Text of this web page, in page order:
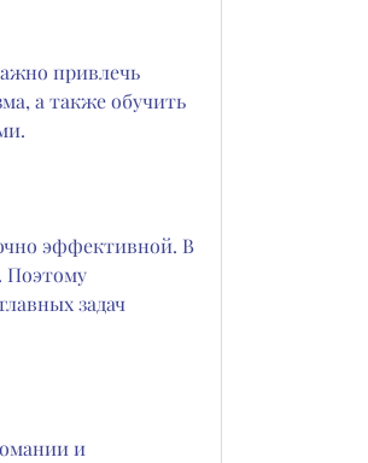
а также обучить
эффективной. В
Поэтому
задач
и